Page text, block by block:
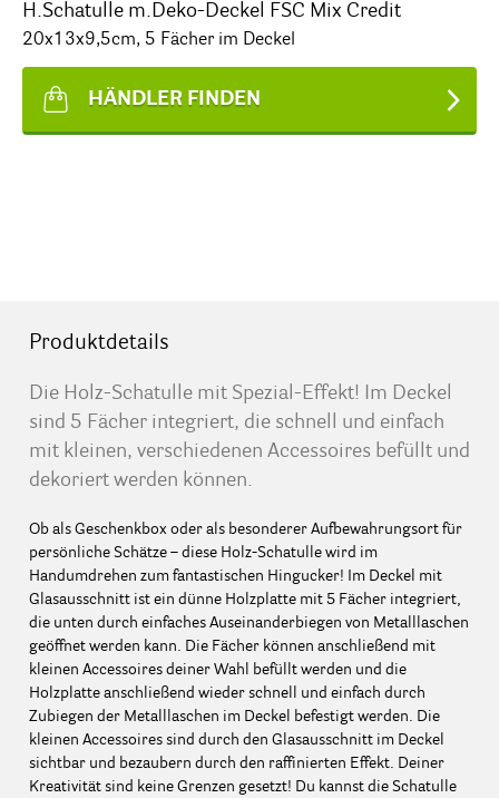
H.Schatulle m.Deko-Deckel FSC Mix Credit
20x13x9,5cm, 5 Fächer im Deckel
HÄNDLER FINDEN
Produktdetails
Die Holz-Schatulle mit Spezial-Effekt! Im Deckel
sind 5 Fächer integriert, die schnell und einfach
mit kleinen, verschiedenen Accessoires befüllt und
dekoriert werden können.
Ob als Geschenkbox oder als besonderer Aufbewahrungsort für
persönliche Schätze – diese Holz-Schatulle wird im
Handumdrehen zum fantastischen Hingucker! Im Deckel mit
Glasausschnitt ist ein dünne Holzplatte mit 5 Fächer integriert,
die unten durch einfaches Auseinanderbiegen von Metalllaschen
geöffnet werden kann. Die Fächer können anschließend mit
kleinen Accessoires deiner Wahl befüllt werden und die
Holzplatte anschließend wieder schnell und einfach durch
Zubiegen der Metalllaschen im Deckel befestigt werden. Die
kleinen Accessoires sind durch den Glasausschnitt im Deckel
sichtbar und bezaubern durch den raffinierten Effekt. Deiner
Kreativität sind keine Grenzen gesetzt! Du kannst die Schatulle